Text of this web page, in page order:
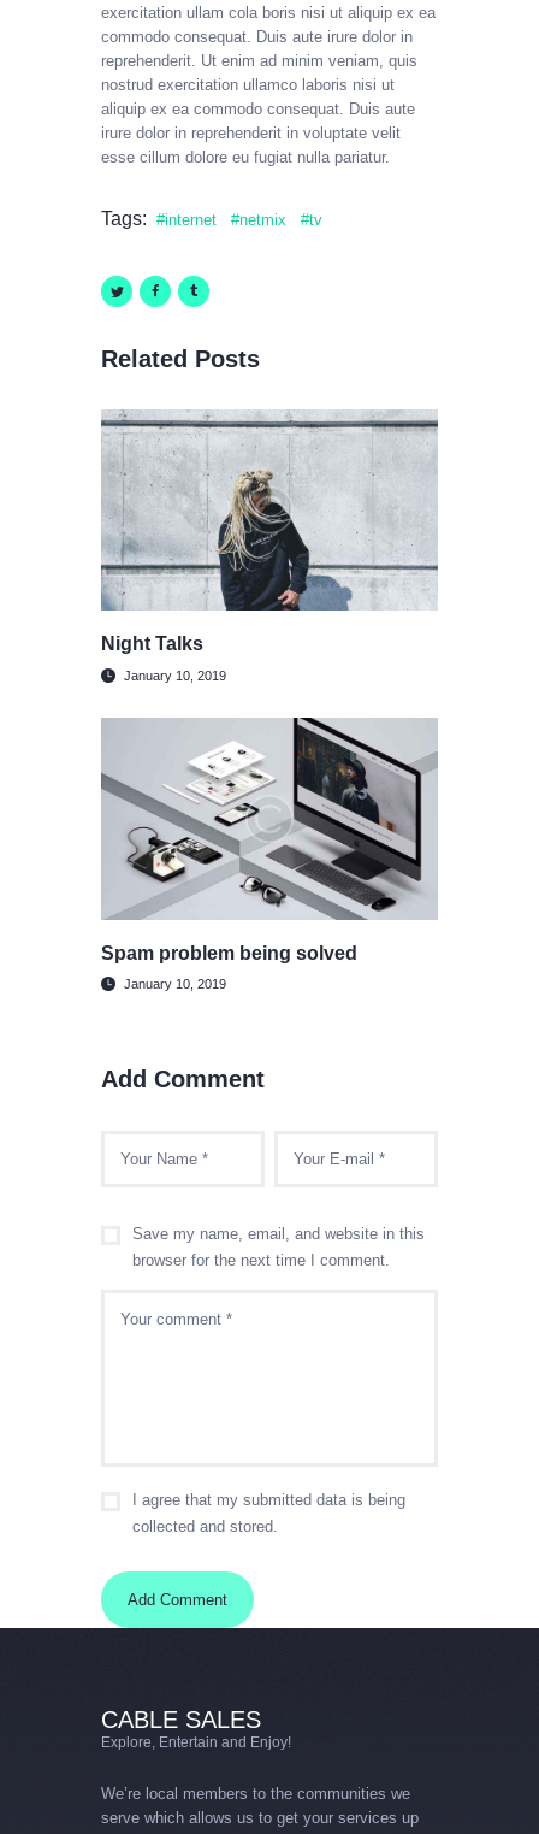
exercitation ullam cola boris nisi ut aliquip ex ea
commodo consequat. Duis aute irure dolor in
reprehenderit. Ut enim ad minim veniam, quis
nostrud exercitation ullamco laboris nisi ut
aliquip ex ea commodo consequat. Duis aute
irure dolor in reprehenderit in voluptate velit
esse cillum dolore eu fugiat nulla pariatur.
Tags: internet netmix tv
Related Posts
Night Talks
January 10, 2019
Spam problem being solved
January 10, 2019
Add Comment
Save my name, email, and website in this
browser for the next time I comment.
I agree that my submitted data is being
collected and stored.
CABLE SALES
Explore, Entertain and Enjoy!
We’re local members to the communities we
serve which allows us to get your services up